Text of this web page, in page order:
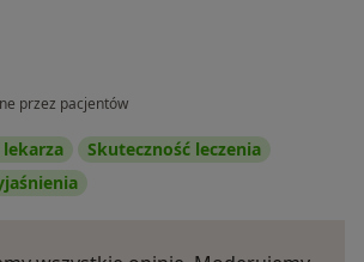
przez pacjentów
Skuteczność leczenia